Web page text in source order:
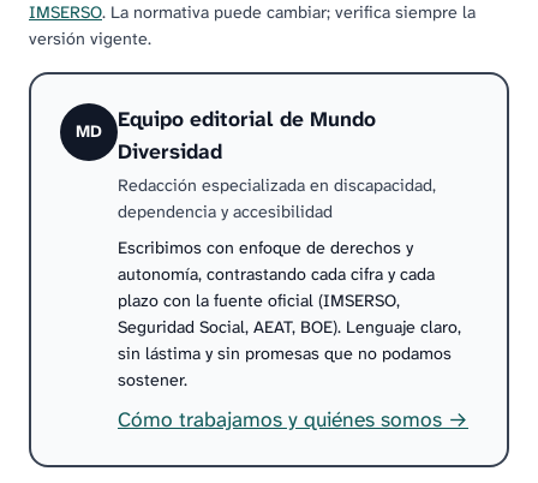
IMSERSO. La normativa puede cambiar; verifica siempre la
versión vigente.
MD
Equipo editorial de Mundo
Diversidad
Redacción especializada en discapacidad,
dependencia y accesibilidad
Escribimos con enfoque de derechos y
autonomía, contrastando cada cifra y cada
plazo con la fuente oficial (IMSERSO,
Seguridad Social, AEAT, BOE). Lenguaje claro,
sin lástima y sin promesas que no podamos
sostener.
Cómo trabajamos y quiénes somos →